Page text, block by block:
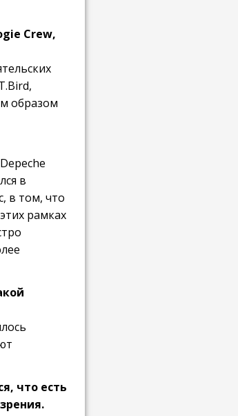
Crew,
образом
в
в том, что
рамках
что есть